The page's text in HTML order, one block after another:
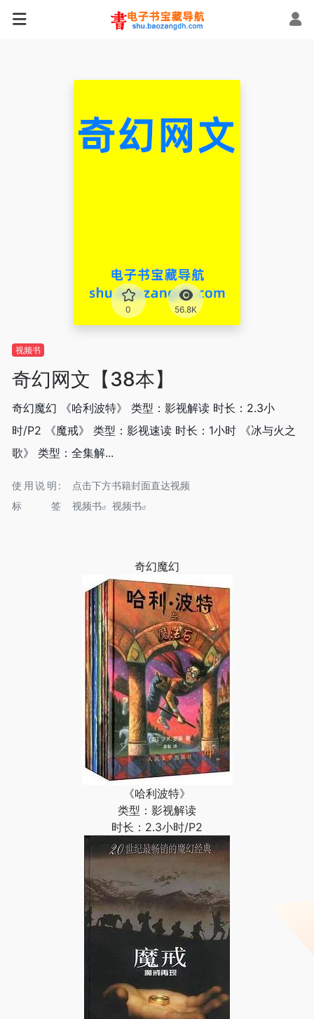
0 56.8K
视频书
奇幻网文【38本】
奇幻魔幻 《哈利波特》 类型：影视解读 时长：2.3小
时/P2 《魔戒》 类型：影视速读 时长：1小时 《冰与火之
歌》 类型：全集解...
使用说明:
点击下方书籍封面直达视频
标签
视频书 视频书
奇幻魔幻
《哈利波特》
类型：影视解读
时长：2.3小时/P2